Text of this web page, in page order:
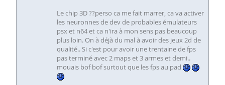
Le chip 3D ??perso ca me fait marrer, ca va activer
les neuronnes de dev de probables émulateurs
psx et n64 et ca n'ira à mon sens pas beaucoup
plus loin. On à déjà du mal à avoir des jeux 2d de
qualité.. Si c'est pour avoir une trentaine de fps
pas terminé avec 2 maps et 3 armes et demi..
mouais bof bof surtout que les fps au pad